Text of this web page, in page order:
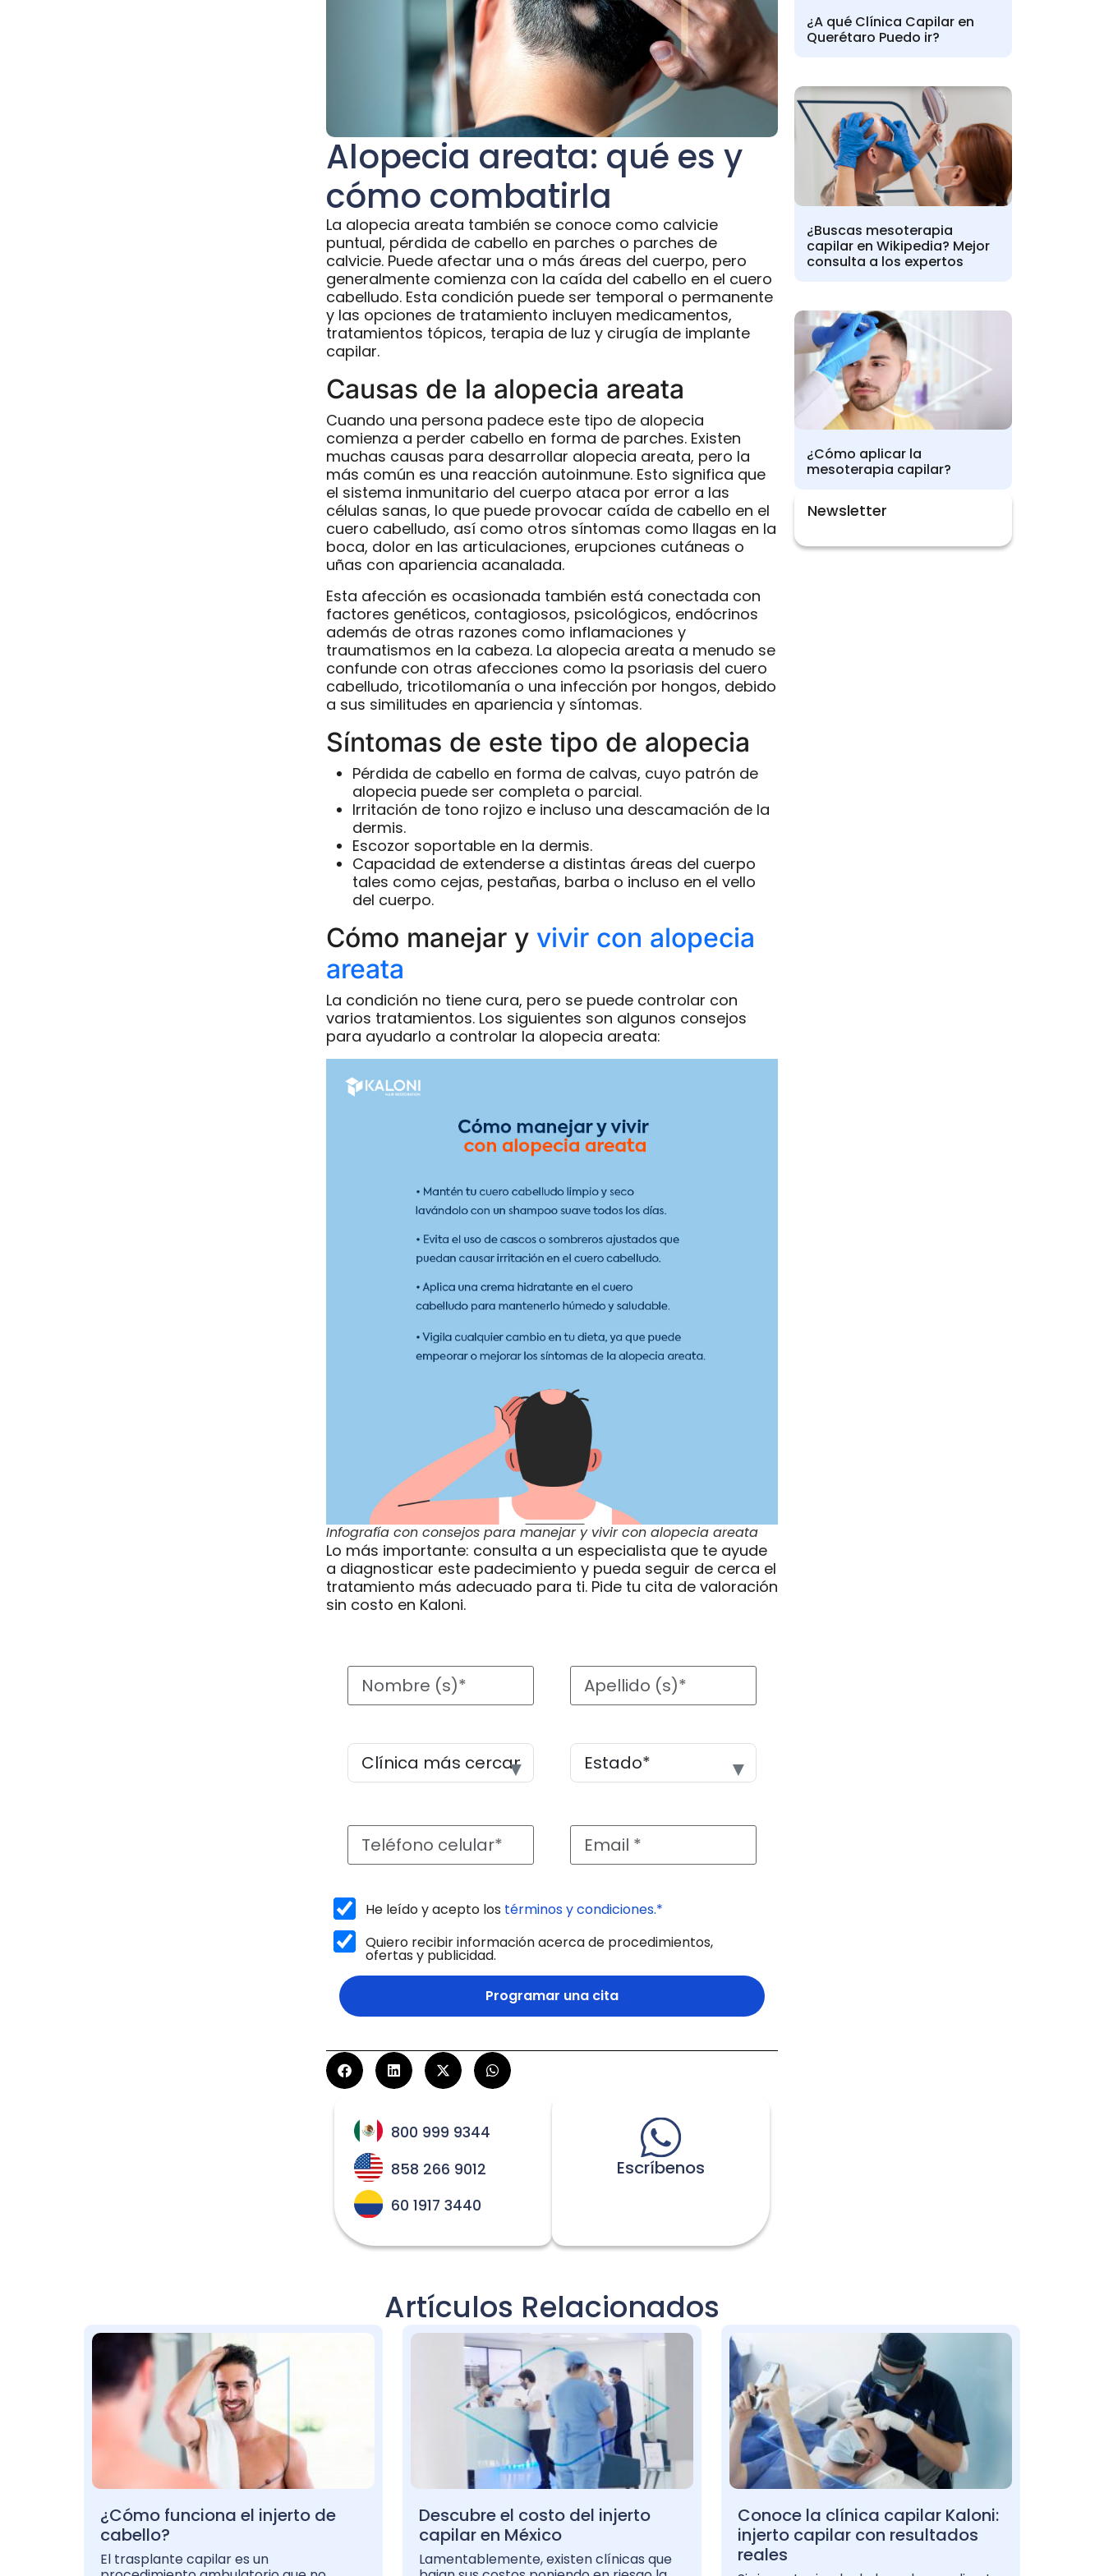
Alopecia areata: qué es y
cómo combatirla
La alopecia areata también se conoce como calvicie
puntual, pérdida de cabello en parches o parches de
calvicie. Puede afectar una o más áreas del cuerpo, pero
generalmente comienza con la caída del cabello en el cuero
cabelludo. Esta condición puede ser temporal o permanente
y las opciones de tratamiento incluyen medicamentos,
tratamientos tópicos, terapia de luz y cirugía de implante
capilar.
Causas de la alopecia areata
Cuando una persona padece este tipo de alopecia
comienza a perder cabello en forma de parches. Existen
muchas causas para desarrollar alopecia areata, pero la
más común es una reacción autoinmune. Esto significa que
el sistema inmunitario del cuerpo ataca por error a las
células sanas, lo que puede provocar caída de cabello en el
cuero cabelludo, así como otros síntomas como llagas en la
boca, dolor en las articulaciones, erupciones cutáneas o
uñas con apariencia acanalada.
Esta afección es ocasionada también está conectada con
factores genéticos, contagiosos, psicológicos, endócrinos
además de otras razones como inflamaciones y
traumatismos en la cabeza. La alopecia areata a menudo se
confunde con otras afecciones como la psoriasis del cuero
cabelludo, tricotilomanía o una infección por hongos, debido
a sus similitudes en apariencia y síntomas.
Síntomas de este tipo de alopecia
Pérdida de cabello en forma de calvas, cuyo patrón de
alopecia puede ser completa o parcial.
Irritación de tono rojizo e incluso una descamación de la
dermis.
Escozor soportable en la dermis.
Capacidad de extenderse a distintas áreas del cuerpo
tales como cejas, pestañas, barba o incluso en el vello
del cuerpo.
Cómo manejar y vivir con alopecia
areata
La condición no tiene cura, pero se puede controlar con
varios tratamientos. Los siguientes son algunos consejos
para ayudarlo a controlar la alopecia areata:
Infografía con consejos para manejar y vivir con alopecia areata
Lo más importante: consulta a un especialista que te ayude
a diagnosticar este padecimiento y pueda seguir de cerca el
tratamiento más adecuado para ti. Pide tu cita de valoración
sin costo en Kaloni.
He leído y acepto los términos y condiciones.*
Quiero recibir información acerca de procedimientos,
ofertas y publicidad.
Programar una cita
800 999 9344
858 266 9012
60 1917 3440
Escríbenos
¿A qué Clínica Capilar en
Querétaro Puedo ir?
¿Buscas mesoterapia
capilar en Wikipedia? Mejor
consulta a los expertos
¿Cómo aplicar la
mesoterapia capilar?
Newsletter
Artículos Relacionados
¿Cómo funciona el injerto de
cabello?
El trasplante capilar es un
Descubre el costo del injerto
capilar en México
Lamentablemente, existen clínicas que
Conoce la clínica capilar Kaloni:
injerto capilar con resultados
reales